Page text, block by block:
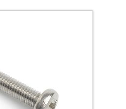
резьбой